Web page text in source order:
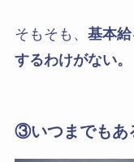
そもそも、 基本
するわけがない。
③いつまでもあ